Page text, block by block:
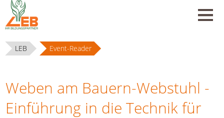
LEB Event-Reader
Weben am Bauern-Webstuhl -
Einführung in die Technik für